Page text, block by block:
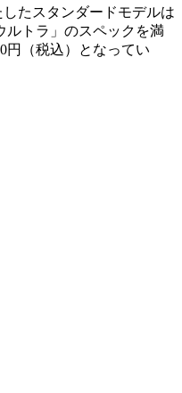
たスタンダードモデルは
ルトラ」のスペックを満
円（税込）
となってい